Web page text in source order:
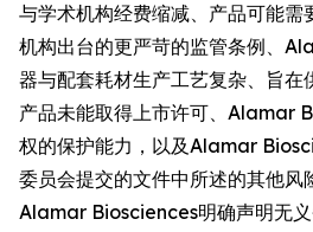
与学术机构经费缩减、产品可能需
机构出台的更严苛的监管条例、
器与配套耗材生产工艺复杂、旨在
产品未能取得上市许可、Alamar
权的保护能力，以及Alamar
委员会提交的文件中所述的其他风
Alamar Biosciences明确声明无